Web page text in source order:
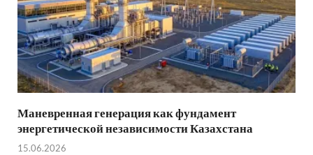
Маневренная генерация как фундамент
энергетической независимости Казахстана
15.06.2026